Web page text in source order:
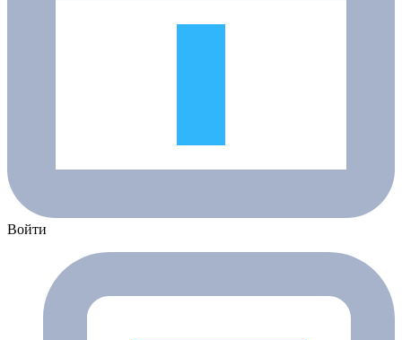
Войти